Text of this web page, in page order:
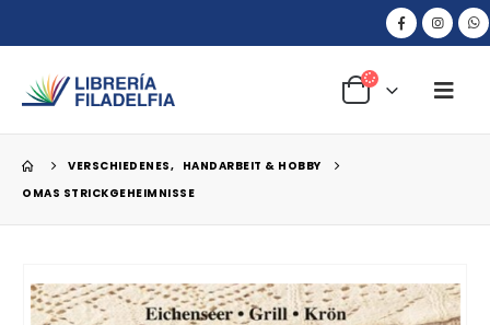
VERSCHIEDENES, HANDARBEIT & HOBBY
OMAS STRICKGEHEIMNISSE